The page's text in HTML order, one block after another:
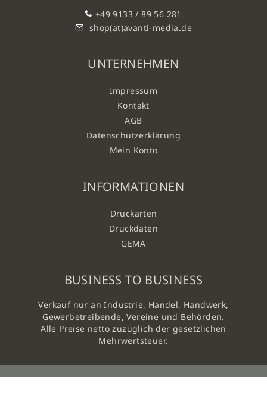
+49 9133 / 89 56 281
shop(at)avanti-media.de
UNTERNEHMEN
Impressum
Kontakt
AGB
Datenschutzerklärung
Mein Konto
INFORMATIONEN
Druckarten
Druckdaten
GEMA
BUSINESS TO BUSINESS
Verkauf nur an Industrie, Handel, Handwerk,
Gewerbetreibende, Vereine und Behörden.
Alle Preise netto zuzüglich der gesetzlichen
Mehrwertsteuer.